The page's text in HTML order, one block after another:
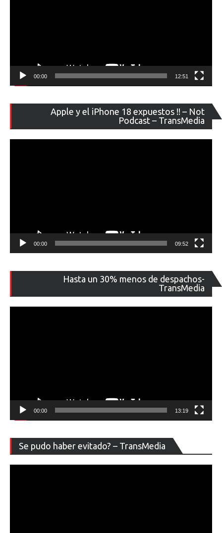
00:00 12:51
Apple y el iPhone 18 expuestos !! – Not
Podcast – TransMedia
de
00:00 09:52
Hasta un 30% menos de despachos-
TransMedia
de
00:00 13:19
Se pudo haber evitado? – TransMedia
de